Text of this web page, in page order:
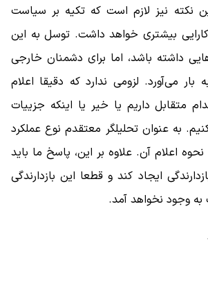
نکته نیز لازم است که تکیه بر سیاست
کارایی بیشتری خواهد داشت. توسل به این
داشته باشد، اما برای دشمنان خارجی
می‌آورد. لزومی ندارد که دقیقا اعلام
متقابل داریم یا خیر یا اینکه جزییات
به عنوان تحلیلگر معتقدم نوع عملکرد
اعلام آن. علاوه بر این، پاسخ ما باید
ایجاد کند و قطعا این بازدارندگی
وجود نخواهد آمد.